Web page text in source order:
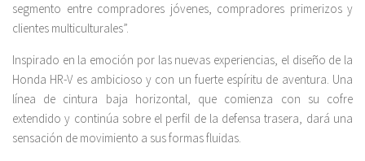
segmento entre compradores jóvenes, compradores primerizos y
clientes multiculturales”.
Inspirado en la emoción por las nuevas experiencias, el diseño de la
Honda HR-V es ambicioso y con un fuerte espíritu de aventura. Una
línea de cintura baja horizontal, que comienza con su cofre
extendido y continúa sobre el perfil de la defensa trasera, dará una
sensación de movimiento a sus formas fluidas.